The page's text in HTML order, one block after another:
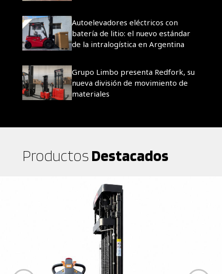
Autoelevadores eléctricos con
batería de litio: el nuevo estándar
de la intralogística en Argentina
Grupo Limbo presenta Redfork, su
nueva división de movimiento de
materiales
Productos Destacados